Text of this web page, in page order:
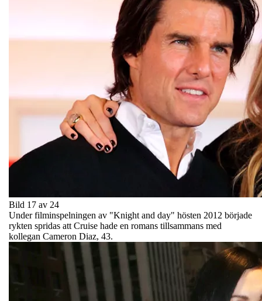
Bild 17 av 24
Under filminspelningen av "Knight and day" hösten 2012 började
rykten spridas att Cruise hade en romans tillsammans med
kollegan Cameron Diaz, 43.